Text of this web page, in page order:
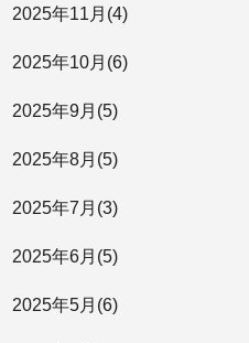
2025年11月 (4)
2025年10月 (6)
2025年9月 (5)
2025年8月 (5)
2025年7月 (3)
2025年6月 (5)
2025年5月 (6)